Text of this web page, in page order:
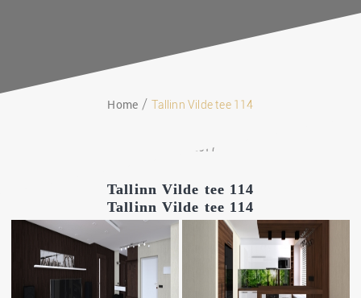
Home Tallinn Vilde tee 114
01.05.2017
Tallinn Vilde tee 114
Tallinn Vilde tee 114